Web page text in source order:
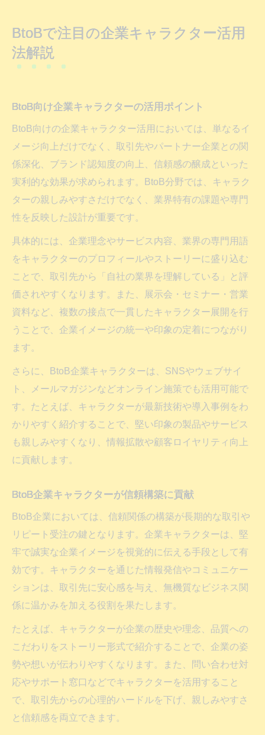
BtoBで注目の企業キャラクター活用
法解説
BtoB向け企業キャラクターの活用ポイント
BtoB向けの企業キャラクター活用においては、単なるイ
メージ向上だけでなく、取引先やパートナー企業との関
係深化、ブランド認知度の向上、信頼感の醸成といった
実利的な効果が求められます。BtoB分野では、キャラク
ターの親しみやすさだけでなく、業界特有の課題や専門
性を反映した設計が重要です。
具体的には、企業理念やサービス内容、業界の専門用語
をキャラクターのプロフィールやストーリーに盛り込む
ことで、取引先から「自社の業界を理解している」と評
価されやすくなります。また、展示会・セミナー・営業
資料など、複数の接点で一貫したキャラクター展開を行
うことで、企業イメージの統一や印象の定着につながり
ます。
さらに、BtoB企業キャラクターは、SNSやウェブサイ
ト、メールマガジンなどオンライン施策でも活用可能で
す。たとえば、キャラクターが最新技術や導入事例をわ
かりやすく紹介することで、堅い印象の製品やサービス
も親しみやすくなり、情報拡散や顧客ロイヤリティ向上
に貢献します。
BtoB企業キャラクターが信頼構築に貢献
BtoB企業においては、信頼関係の構築が長期的な取引や
リピート受注の鍵となります。企業キャラクターは、堅
牢で誠実な企業イメージを視覚的に伝える手段として有
効です。キャラクターを通じた情報発信やコミュニケー
ションは、取引先に安心感を与え、無機質なビジネス関
係に温かみを加える役割を果たします。
たとえば、キャラクターが企業の歴史や理念、品質への
こだわりをストーリー形式で紹介することで、企業の姿
勢や想いが伝わりやすくなります。また、問い合わせ対
応やサポート窓口などでキャラクターを活用すること
で、取引先からの心理的ハードルを下げ、親しみやすさ
と信頼感を両立できます。